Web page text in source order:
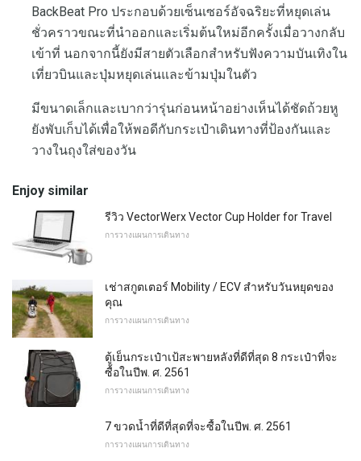
BackBeat Pro ประกอบด้วยเซ็นเซอร์อัจฉริยะที่หยุดเล่น
ชั่วคราวขณะที่นำออกและเริ่มต้นใหม่อีกครั้งเมื่อวางกลับ
เข้าที่ นอกจากนี้ยังมีสายตัวเลือกสำหรับฟังความบันเทิงใน
เที่ยวบินและปุ่มหยุดเล่นและข้ามปุ่มในตัว
มีขนาดเล็กและเบากว่ารุ่นก่อนหน้าอย่างเห็นได้ชัดถ้วยหู
ยังพับเก็บได้เพื่อให้พอดีกับกระเป๋าเดินทางที่ป้องกันและ
วางในถุงใส่ของวัน
Enjoy similar
รีวิว VectorWerx Vector Cup Holder for Travel
การวางแผนการเดินทาง
เช่าสกูตเตอร์ Mobility / ECV สำหรับวันหยุดของ
คุณ
การวางแผนการเดินทาง
ตู้เย็นกระเป๋าเป้สะพายหลังที่ดีที่สุด 8 กระเป๋าที่จะ
ซื้อในปีพ. ศ. 2561
การวางแผนการเดินทาง
7 ขวดน้ำที่ดีที่สุดที่จะซื้อในปีพ. ศ. 2561
การวางแผนการเดินทาง